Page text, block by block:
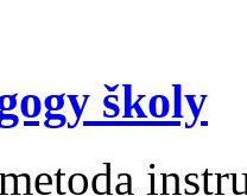
školy